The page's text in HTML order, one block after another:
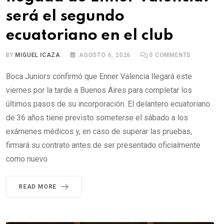
será el segundo
ecuatoriano en el club
BY MIGUEL ICAZA AGOSTO 6, 2026 0 COMMENTS
Boca Juniors confirmó que Enner Valencia llegará este
viernes por la tarde a Buenos Aires para completar los
últimos pasos de su incorporación. El delantero ecuatoriano
de 36 años tiene previsto someterse el sábado a los
exámenes médicos y, en caso de superar las pruebas,
firmará su contrato antes de ser presentado oficialmente
como nuevo
READ MORE